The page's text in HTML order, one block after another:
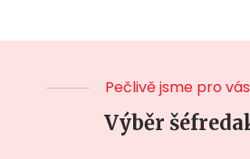
Pečlivě jsme pro
Výběr